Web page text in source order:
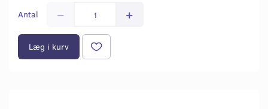
Antal
Læg i kurv